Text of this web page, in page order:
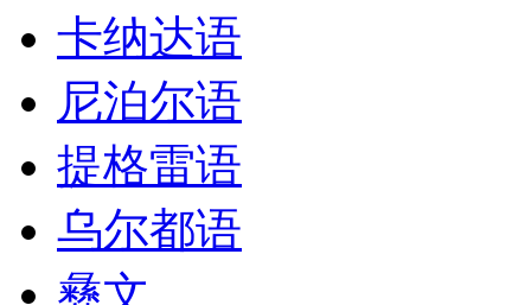
卡纳达语
尼泊尔语
提格雷语
乌尔都语
彝文